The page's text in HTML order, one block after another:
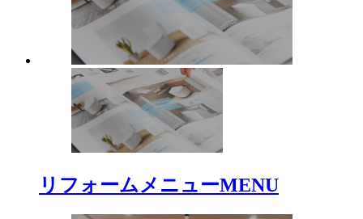
リフォームメニューMENU